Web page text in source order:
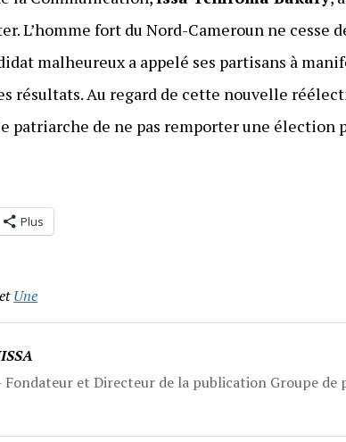
L’homme fort du Nord-Cameroun ne cesse
malheureux a appelé ses partisans à
résultats. Au regard de cette nouvelle
patriarche de ne pas remporter une élection
Plus
Une
et Directeur de la publication Groupe de